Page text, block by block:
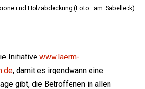
und Holzabdeckung (Foto Fam. Sabelleck)
Initiative www.laerm-
, damit es irgendwann eine
gibt, die Betroffenen in allen